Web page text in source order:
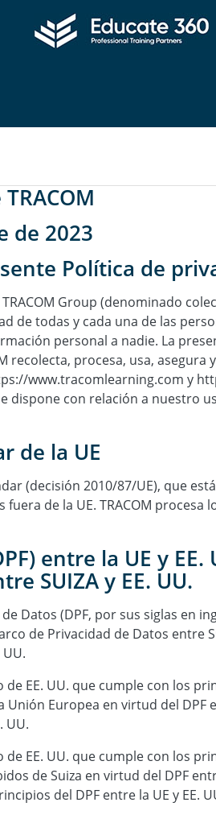
de 2023
Política de
Group (denominado
de todas y cada una de las
personal a nadie. La
recolecta, procesa, usa,
www.tracomlearning.com y
dispone con relación a nuestro
de la UE
(decisión 2010/87/UE), que
de la UE. TRACOM
entre la UE y
SUIZA y EE. UU.
Datos (DPF, por sus siglas en
de Privacidad de Datos entre
EE. UU. que cumple con los
Europea en virtud del DPF
UU.
EE. UU. que cumple con los
de Suiza en virtud del DPF
del DPF entre la UE y EE.